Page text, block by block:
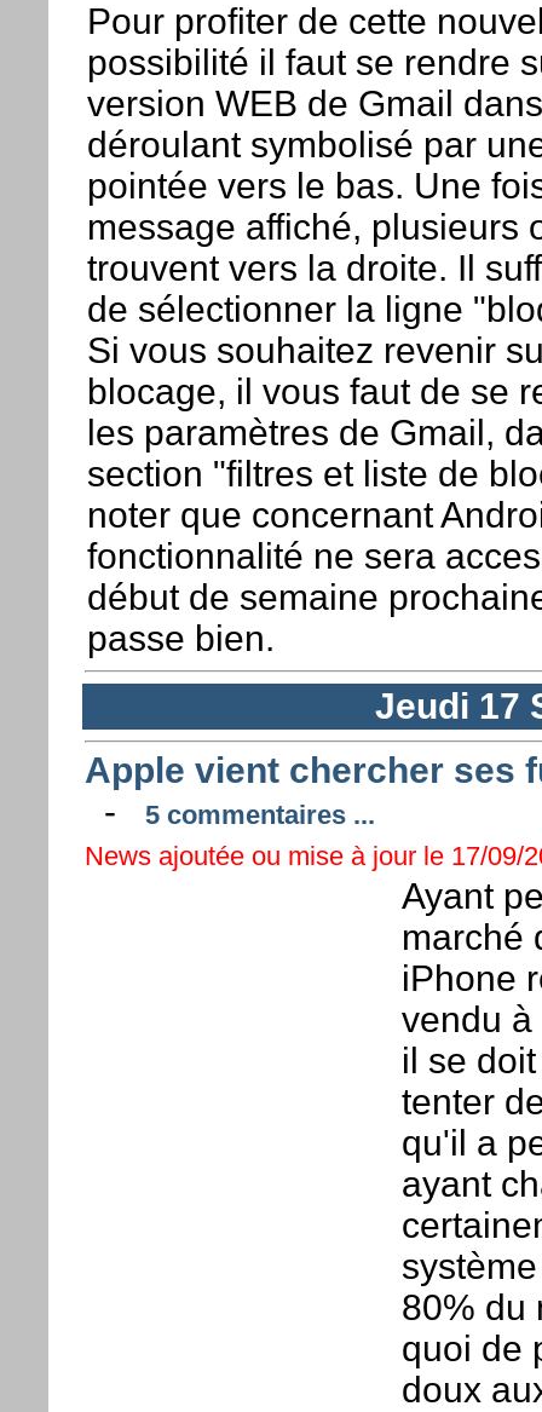
Pour profiter de cette
possibilité il faut se rendre
version WEB de Gmail
déroulant symbolisé par
pointée vers le bas. Une
message affiché, plusieurs
trouvent vers la droite. Il
de sélectionner la ligne
Si vous souhaitez revenir
blocage, il vous faut de se
les paramètres de Gmail,
section "filtres et liste de
noter que concernant
fonctionnalité ne sera
début de semaine
passe bien.
Jeudi 17
Apple vient chercher ses
-
5 commentaires ...
News ajoutée ou mise à jour le 17/09/
Ayant
marché
iPhone
vendu à
il se
tenter
qu'il a
ayant
80% du
quoi de
doux